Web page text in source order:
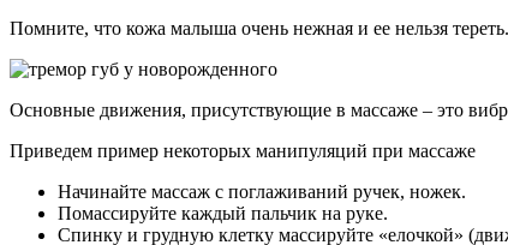
Помните, что кожа малыша очень нежная и ее нельзя
Основные движения, присутствующие в массаже – это
Приведем пример некоторых манипуляций при массаже
Начинайте массаж с поглаживаний ручек, ножек.
Помассируйте каждый пальчик на руке.
Спинку и грудную клетку массируйте «елочкой»